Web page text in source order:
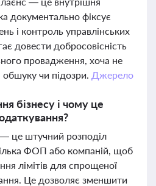
документально фіксує
і контроль управлінських
довести добросовісність
провадження, хоча не
обшуку чи підозри. Джерело
бізнесу і чому це
це штучний розподіл
ФОП або компаній, щоб
лімітів для спрощеної
Це дозволяє зменшити